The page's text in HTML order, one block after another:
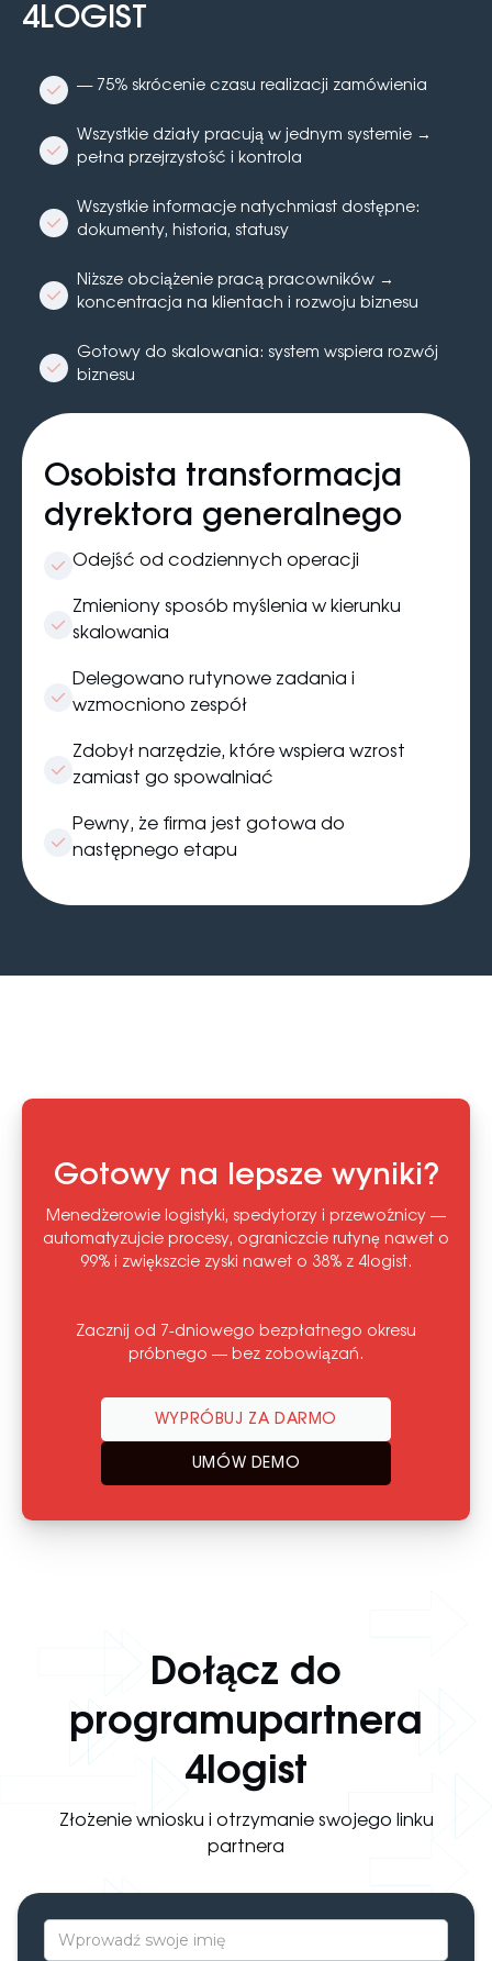
4LOGIST
— 75% skrócenie czasu realizacji zamówienia
Wszystkie działy pracują w jednym systemie →
pełna przejrzystość i kontrola
Wszystkie informacje natychmiast dostępne:
dokumenty, historia, statusy
Niższe obciążenie pracą pracowników →
koncentracja na klientach i rozwoju biznesu
Gotowy do skalowania: system wspiera rozwój
biznesu
Osobista transformacja
dyrektora generalnego
Odejść od codziennych operacji
Zmieniony sposób myślenia w kierunku
skalowania
Delegowano rutynowe zadania i
wzmocniono zespół
Zdobył narzędzie, które wspiera wzrost
zamiast go spowalniać
Pewny, że firma jest gotowa do
następnego etapu
Gotowy na lepsze wyniki?
Menedżerowie logistyki, spedytorzy i przewoźnicy —
automatyzujcie procesy, ograniczcie rutynę nawet o
99% i zwiększcie zyski nawet o 38% z 4logist.
Zacznij od 7-dniowego bezpłatnego okresu
próbnego — bez zobowiązań.
WYPRÓBUJ ZA DARMO
UMÓW DEMO
Dołącz do
programupartnera
4logist
Złożenie wniosku i otrzymanie swojego linku
partnera